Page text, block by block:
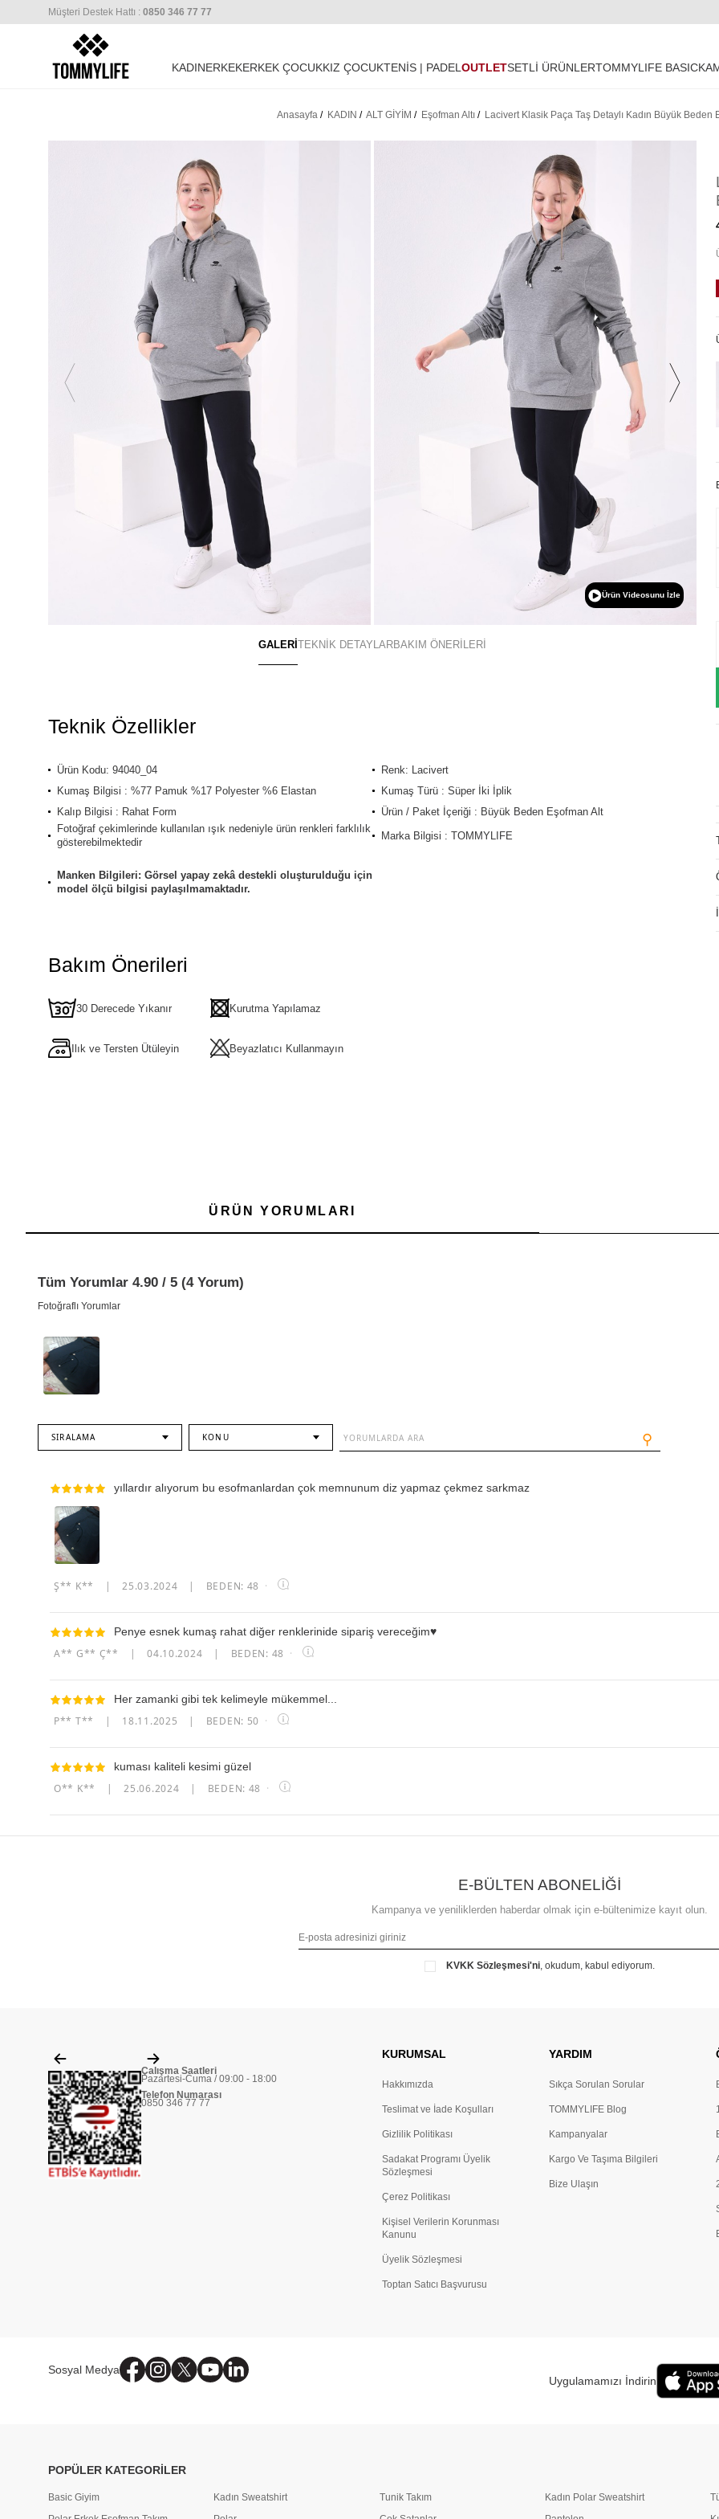
Müşteri Destek Hattı : 0850 346 77 77
KADINERKEKERKEK ÇOCUKKIZ ÇOCUKTENİS | PADELOUTLETSETLİ ÜRÜNLERTOMMYLIFE BASIC
Anasayfa/ KADIN / ALT GİYİM / Eşofman Altı/ Lacivert Klasik Paça Taş Detaylı Kadın Büyük Beden
Ürün Videosunu İzle
GALERİ TEKNİK DETAYLARBAKIM ÖNERİLERİ
Teknik Özellikler
Ürün Kodu: 94040_04
Renk: Lacivert
Kumaş Bilgisi : %77 Pamuk %17 Polyester %6 Elastan
Kumaş Türü : Süper İki İplik
Kalıp Bilgisi : Rahat Form
Ürün / Paket İçeriği : Büyük Beden Eşofman Alt
Fotoğraf çekimlerinde kullanılan ışık nedeniyle ürün renkleri farklılık
gösterebilmektedir
Marka Bilgisi : TOMMYLIFE
Manken Bilgileri: Görsel yapay zekâ destekli oluşturulduğu için
model ölçü bilgisi paylaşılmamaktadır.
Bakım Önerileri
30 Derecede Yıkanır Kurutma Yapılamaz
Ilık ve Tersten Ütüleyin Beyazlatıcı Kullanmayın
ÜRÜN YORUMLARI
Tüm Yorumlar 4.90 / 5 (4 Yorum)
Fotoğraflı Yorumlar
SIRALAMA KONU ⚲
yıllardır alıyorum bu esofmanlardan çok memnunum diz yapmaz çekmez sarkmaz
Ş** K** | 25.03.2024 | BEDEN: 48 ·
Penye esnek kumaş rahat diğer renklerinide sipariş vereceğim♥️
A** G** Ç** | 04.10.2024 | BEDEN: 48 ·
Her zamanki gibi tek kelimeyle mükemmel...
P** T** | 18.11.2025 | BEDEN: 50 ·
kuması kaliteli kesimi güzel
O** K** | 25.06.2024 | BEDEN: 48 ·
E-BÜLTEN ABONELİĞİ
Kampanya ve yeniliklerden haberdar olmak için e-bültenimize kayıt olun.
KVKK Sözleşmesi'ni, okudum, kabul ediyorum.
Çalışma Saatleri
Pazartesi-Cuma / 09:00 - 18:00
Telefon Numarası
0850 346 77 77
KURUMSAL
Hakkımızda
Teslimat ve İade Koşulları
Gizlilik Politikası
Sadakat Programı Üyelik
Sözleşmesi
Çerez Politikası
Kişisel Verilerin Korunması
Kanunu
Üyelik Sözleşmesi
Toptan Satıcı Başvurusu
YARDIM
Sıkça Sorulan Sorular
TOMMYLIFE Blog
Kampanyalar
Kargo Ve Taşıma Bilgileri
Bize Ulaşın
Sosyal Medya
Uygulamamızı İndirin
POPÜLER KATEGORİLER
Basic Giyim Kadın Sweatshirt Tunik Takım Kadın Polar Sweatshirt